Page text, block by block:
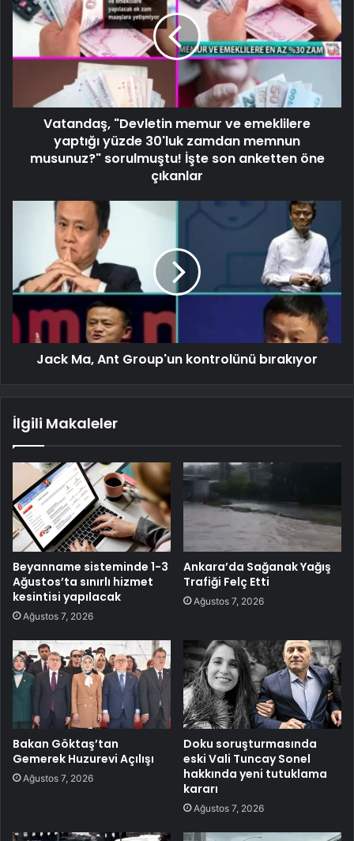
Vatandaş, "Devletin memur ve emeklilere
yaptığı yüzde 30'luk zamdan memnun
musunuz?" sorulmuştu! İşte son anketten öne
çıkanlar
Jack Ma, Ant Group'un kontrolünü bırakıyor
İlgili Makaleler
Beyanname sisteminde 1-3
Ağustos’ta sınırlı hizmet
kesintisi yapılacak
Ağustos 7, 2026
Ankara’da Sağanak Yağış
Trafiği Felç Etti
Ağustos 7, 2026
Bakan Göktaş’tan
Gemerek Huzurevi Açılışı
Ağustos 7, 2026
Doku soruşturmasında
eski Vali Tuncay Sonel
hakkında yeni tutuklama
kararı
Ağustos 7, 2026